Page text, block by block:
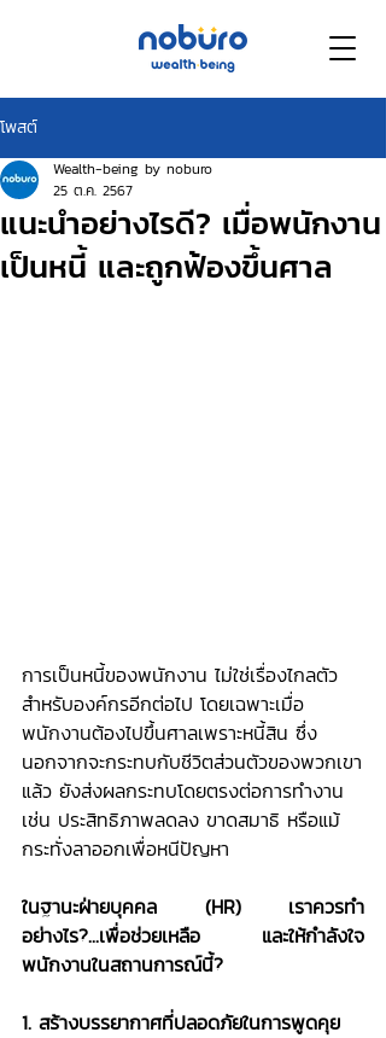
โพสต์
แนะนำอย่างไรดี? เมื่อพนักงาน
เป็นหนี้ และถูกฟ้องขึ้นศาล
Wealth-being by noburo
25 ต.ค. 2567
การเป็นหนี้ของพนักงาน ไม่ใช่เรื่องไกลตัว
สำหรับองค์กรอีกต่อไป โดยเฉพาะเมื่อ
พนักงานต้องไปขึ้นศาลเพราะหนี้สิน ซึ่ง
นอกจากจะกระทบกับชีวิตส่วนตัวของพวกเขา
แล้ว ยังส่งผลกระทบโดยตรงต่อการทำงาน
เช่น ประสิทธิภาพลดลง ขาดสมาธิ หรือแม้
กระทั่งลาออกเพื่อหนีปัญหา
ในฐานะฝ่ายบุคคล (HR) เราควรทำ
อย่างไร?...เพื่อช่วยเหลือ และให้กำลังใจ
พนักงานในสถานการณ์นี้?
1. สร้างบรรยากาศที่ปลอดภัยในการพูดคุย